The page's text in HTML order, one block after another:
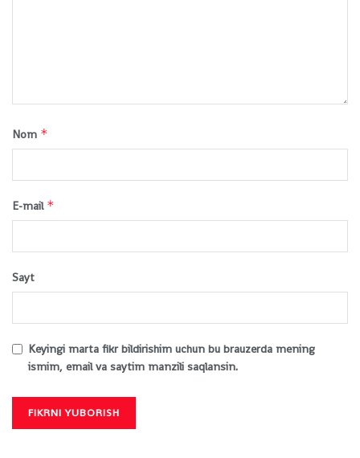
Nom *
E-mail *
Sayt
Keyingi marta fikr bildirishim uchun bu brauzerda mening
ismim, email va saytim manzili saqlansin.